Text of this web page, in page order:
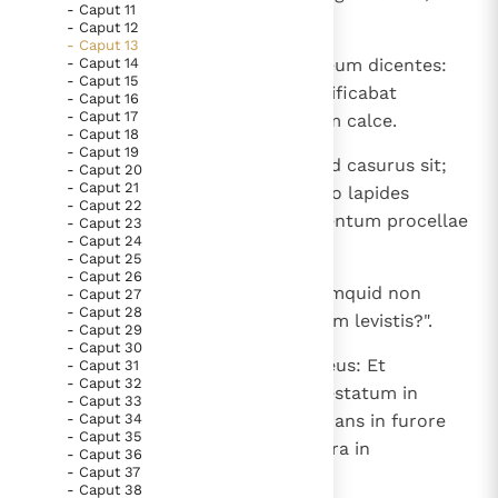
- Caput 11
- Caput 12
- Caput 13
- Caput 14
- Caput 15
- Caput 16
- Caput 17
- Caput 18
- Caput 19
- Caput 20
- Caput 21
- Caput 22
- Caput 23
- Caput 24
- Caput 25
- Caput 26
- Caput 27
- Caput 28
- Caput 29
- Caput 30
- Caput 31
- Caput 32
- Caput 33
- Caput 34
- Caput 35
- Caput 36
- Caput 37
- Caput 38
scietis quia ego Dominus Deus.
Eo quod deceperint populum meum dicentes:
"Pax", et non est pax; et ipse aedificabat
parietem, illi autem liniebant eum calce.
Dic ad eos, qui liniunt calce, quod casurus sit;
erit enim imber inundans, et dabo lapides
grandinis desuper irruentes et ventum procellae
dissipantem.
Siquidem ecce cecidit paries; numquid non
dicetur vobis: "Ubi est litura, quam levistis?".
Propterea haec dicit Dominus Deus: Et
erumpere faciam spiritum tempestatum in
indignatione mea, et imber inundans in furore
meo erit, et lapides grandinis in ira in
consumptionem;